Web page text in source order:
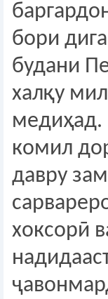
бори
будани
халқу
комил
давру
хоксорӣ